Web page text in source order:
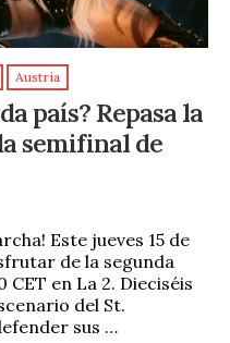
Austria
país? Repasa la
semifinal de
Este jueves 15 de
de la segunda
en La 2. Dieciséis
del St.
sus …